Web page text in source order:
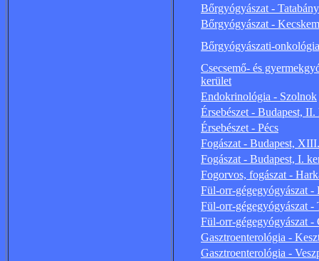
Bőrgyógyászat -
Bőrgyógyászat -
Bőrgyógyászati-
Csecsemő- és
kerület
Endokrinológia - Szolnok
Érsebészet - Budapest, II.
Érsebészet - Pécs
Fogászat - Budapest,
Fogászat - Budapest, I.
Fogorvos, fogászat -
Fül-orr-gégegyógyászat -
Fül-orr-gégegyógyászat -
Fül-orr-gégegyógyászat -
Gasztroenterológia -
Gasztroenterológia -